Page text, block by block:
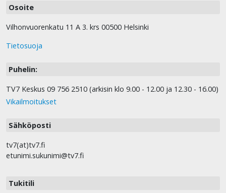
Osoite
Vilhonvuorenkatu 11 A 3. krs 00500 Helsinki
Tietosuoja
Puhelin:
TV7 Keskus 09 756 2510 (arkisin klo 9.00 - 12.00 ja 12.30 - 16.00)
Vikailmoitukset
Sähköposti
tv7(at)tv7.fi
etunimi.sukunimi@tv7.fi
Tukitili